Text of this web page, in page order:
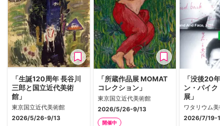
「生誕120周年 長谷川
三郎と国立近代美術
館」
東京国立近代美術館
2026/5/26-9/13
「所蔵作品展 MOMAT
コレクション」
東京国立近代美術館
2026/5/26-9/13
開催中
「没後20
ン・パイ
展」
ワタリウム
2026/7/19-